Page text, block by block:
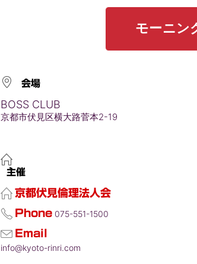
モーニン
会場
BOSS CLUB
京都市伏見区横大路菅本2-19
主催
京都伏見倫理法人会
Phone 075-551-1500
Email
info@kyoto-rinri.com